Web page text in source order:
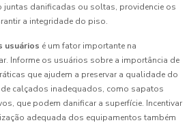
danificadas ou soltas, providencie os
a integridade do piso.
usuários é um fator importante na
Informe os usuários sobre a importância de
que ajudem a preservar a qualidade do
calçados inadequados, como sapatos
que podem danificar a superfície. Incentivar
adequada dos equipamentos também